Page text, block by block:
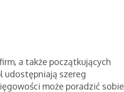
a także początkujących
udostępniają szereg
może poradzić sobie